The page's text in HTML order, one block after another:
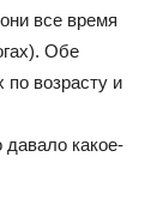
все время
Обе
возрасту и
давало какое-